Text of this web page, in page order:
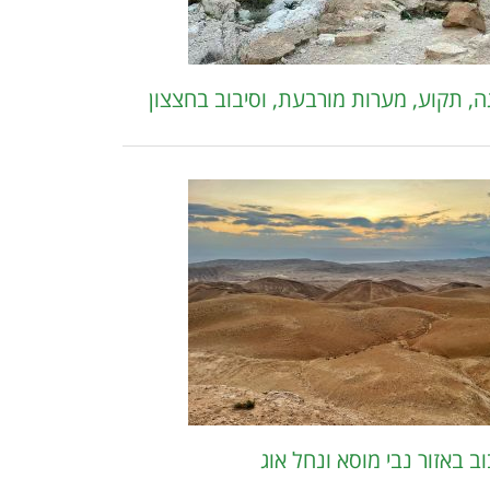
תקוע, מערות מורבעת, וסיבוב בחצצון
באזור נבי מוסא ונחל אוג